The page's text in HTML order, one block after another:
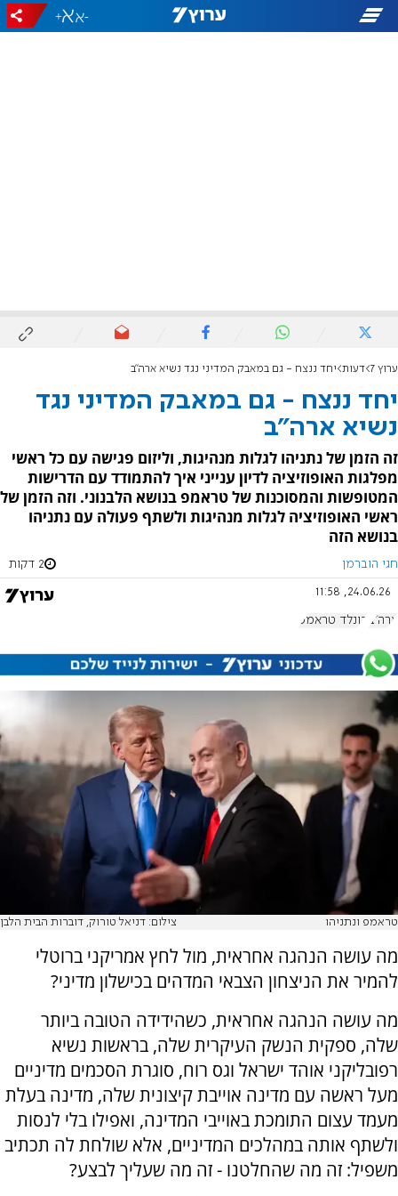
-
+
ערוץ 7 דעות יחד ננצח - גם במאבק המדיני נגד נשיא ארה"ב
יחד ננצח - גם במאבק המדיני נגד
נשיא ארה"ב
זה הזמן של נתניהו לגלות מנהיגות, וליזום פגישה עם כל ראשי
מפלגות האופוזיציה לדיון ענייני איך להתמודד עם הדרישות
המטופשות והמסוכנות של טראמפ בנושא הלבנוני. וזה הזמן של
ראשי האופוזיציה לגלות מנהיגות ולשתף פעולה עם נתניהו
בנושא הזה
חגי הוברמן 2 דקות
24.06.26, 11:58
ארה"ב דונלד טראמפ
טראמפ ונתניהו צילום: דניאל טורוק, דוברות הבית הלבן
מה עושה הנהגה אחראית, מול לחץ אמריקני ברוטלי
להמיר את הניצחון הצבאי המדהים בכישלון מדיני?
מה עושה הנהגה אחראית, כשהידידה הטובה ביותר
שלה, ספקית הנשק העיקרית שלה, בראשות נשיא
רפובליקני אוהד ישראל וגס רוח, סוגרת הסכמים מדיניים
מעל ראשה עם מדינה אוייבת קיצונית שלה, מדינה בעלת
מעמד עצום התומכת באוייבי המדינה, ואפילו בלי לנסות
ולשתף אותה במהלכים המדיניים, אלא שולחת לה תכתיב
משפיל: זה מה שהחלטנו - זה מה שעליך לבצע?